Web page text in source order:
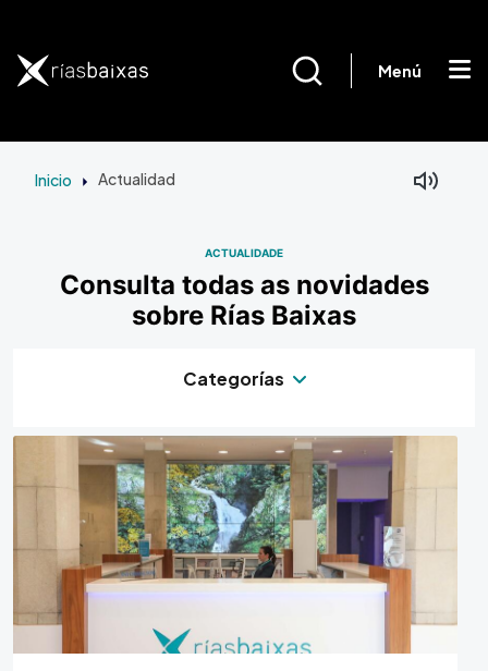
Menú
Inicio Actualidad
ACTUALIDADE
Consulta todas as novidades
sobre Rías Baixas
Categorías